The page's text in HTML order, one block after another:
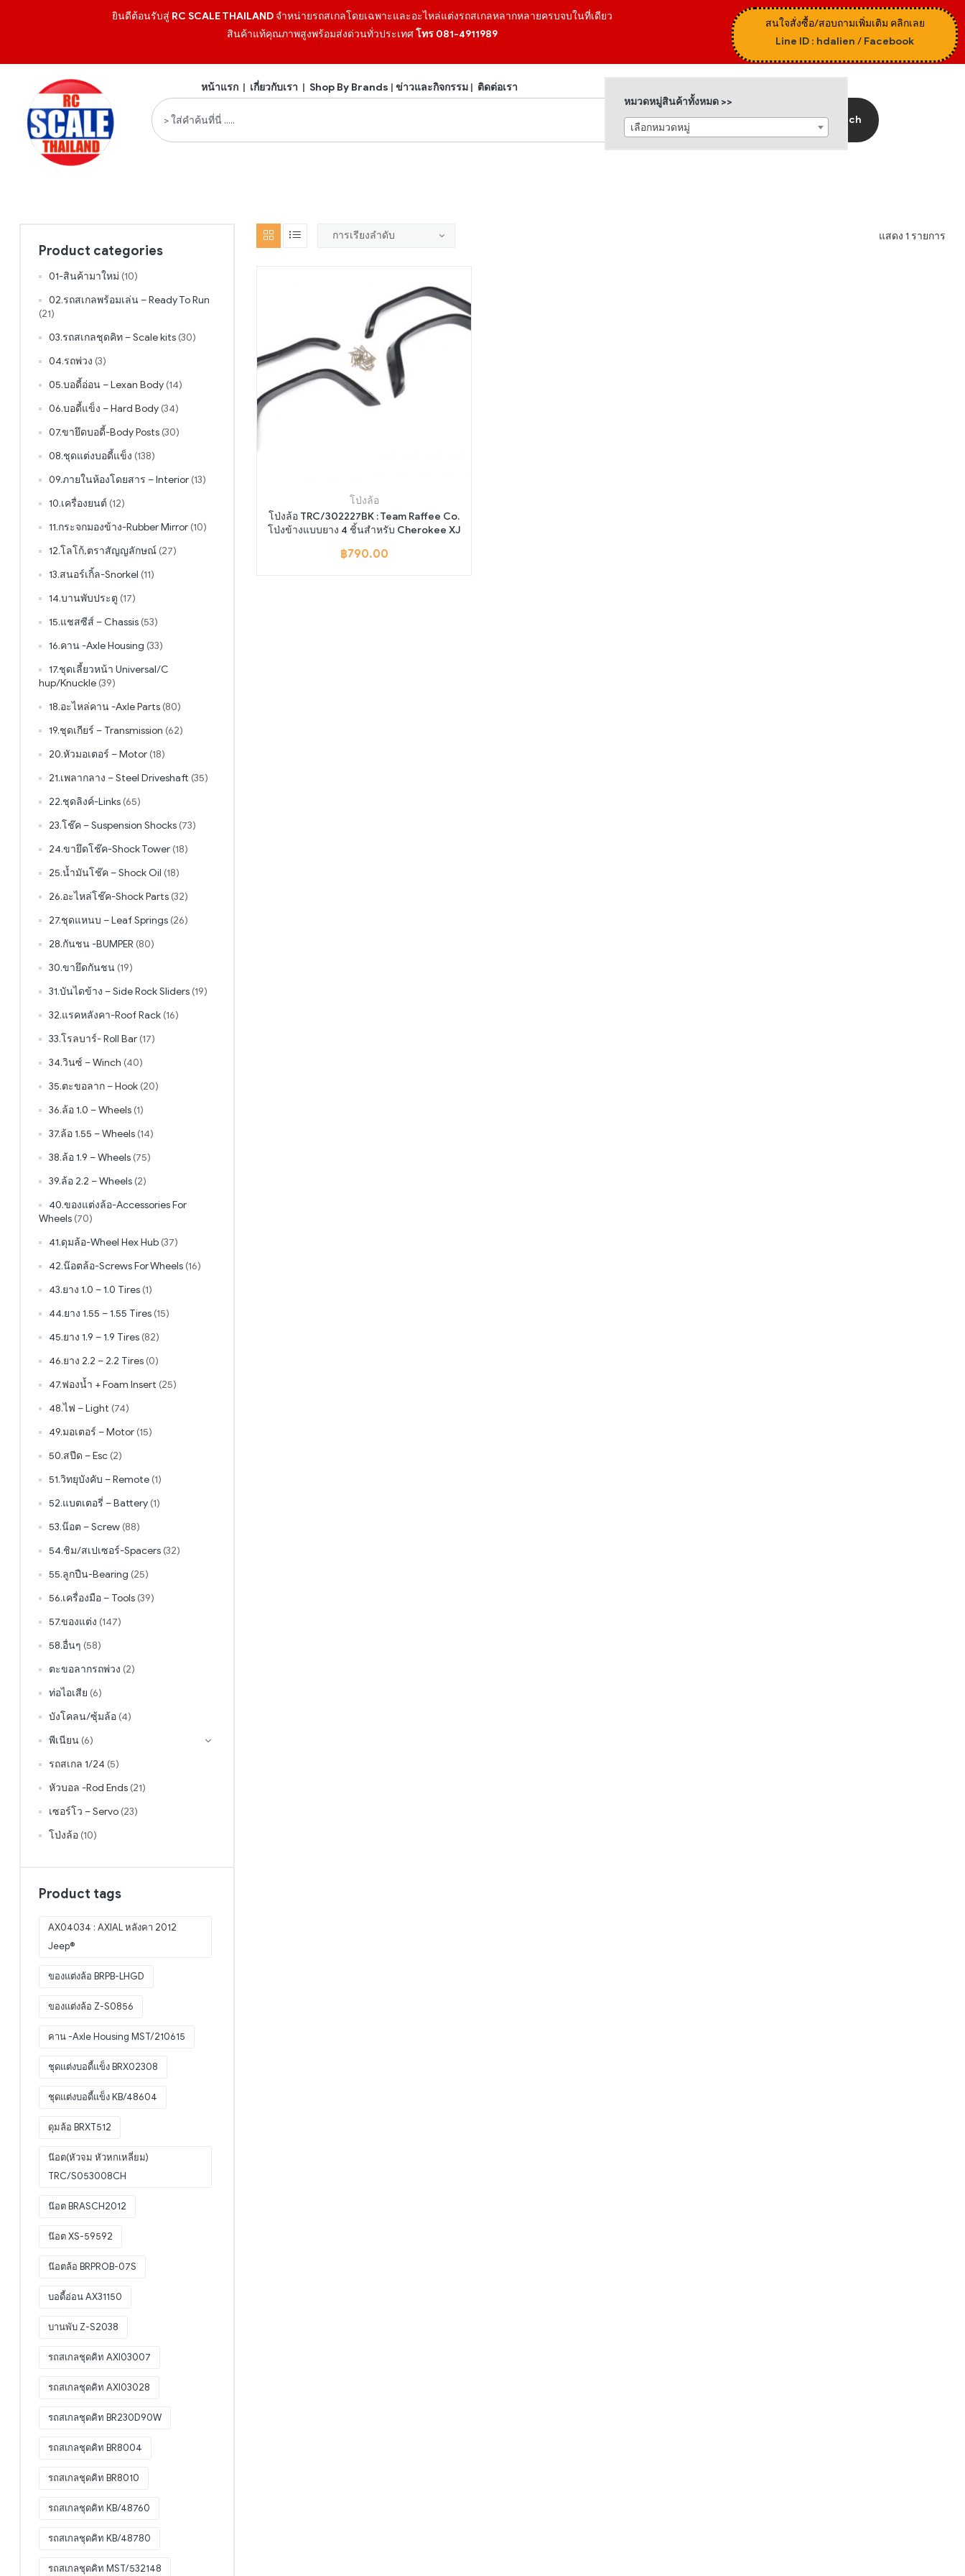
ยินดีต้อนรับสู่ RC SCALE THAILANDจำหน่ายรถสเกลโดยเฉพาะและอะไหล่แต่งรถสเกลหลากหลายครบจบในที่เดียว
สินค้าแท้คุณภาพสูงพร้อมส่งด่วนทั่วประเทศโทร 081-4911989
สนใจสั่งซื้อ/สอบถามเพิ่มเติม คลิกเลย
Line ID : hdalien / Facebook
หน้าแรก| เกี่ยวกับเรา | Shop By Brands | ข่าวและกิจกรรม| ติดต่อเรา
Search
หมวดหมู่สินค้าทั้งหมด >>
เลือกหมวดหมู่
แสดง 1 รายการ
โป่งล้อ
โป่งล้อ TRC/302227BK : Team Raffee Co.
โป่งข้างแบบยาง 4 ชิ้นสำหรับ Cherokee XJ
฿790.00
Product categories
01-สินค้ามาใหม่ (10)
02.รถสเกลพร้อมเล่น – Ready To Run
(21)
03.รถสเกลชุดคิท – Scale kits (30)
04.รถพ่วง (3)
05.บอดี้อ่อน – Lexan Body (14)
06.บอดี้แข็ง – Hard Body (34)
07.ขายึดบอดี้-Body Posts (30)
08.ชุดแต่งบอดี้แข็ง (138)
09.ภายในห้องโดยสาร – Interior (13)
10.เครื่องยนต์ (12)
11.กระจกมองข้าง-Rubber Mirror (10)
12.โลโก้,ตราสัญญลักษณ์ (27)
13.สนอร์เกิ้ล-Snorkel (11)
14.บานพับประตู (17)
15.แชสซีส์ – Chassis (53)
16.คาน -Axle Housing (33)
17.ชุดเลี้ยวหน้า Universal/C
hup/Knuckle (39)
18.อะไหล่คาน -Axle Parts (80)
19.ชุดเกียร์ – Transmission (62)
20.หัวมอเตอร์ – Motor (18)
21.เพลากลาง – Steel Driveshaft (35)
22.ชุดลิงค์-Links (65)
23.โช๊ค – Suspension Shocks (73)
24.ขายึดโช๊ค-Shock Tower (18)
25.น้ำมันโช๊ค – Shock Oil (18)
26.อะไหล่โช๊ค-Shock Parts (32)
27.ชุดแหนบ – Leaf Springs (26)
28.กันชน -BUMPER (80)
30.ขายึดกันชน (19)
31.บันไดข้าง – Side Rock Sliders (19)
32.แรคหลังคา-Roof Rack (16)
33.โรลบาร์- Roll Bar (17)
34.วินซ์ – Winch (40)
35.ตะขอลาก – Hook (20)
36.ล้อ 1.0 – Wheels (1)
37.ล้อ 1.55 – Wheels (14)
38.ล้อ 1.9 – Wheels (75)
39.ล้อ 2.2 – Wheels (2)
40.ของแต่งล้อ-Accessories For
Wheels (70)
41.ดุมล้อ-Wheel Hex Hub (37)
42.น๊อตล้อ-Screws For Wheels (16)
43.ยาง 1.0 – 1.0 Tires (1)
44.ยาง 1.55 – 1.55 Tires (15)
45.ยาง 1.9 – 1.9 Tires (82)
46.ยาง 2.2 – 2.2 Tires (0)
47.ฟองน้ำ + Foam Insert (25)
48.ไฟ – Light (74)
49.มอเตอร์ – Motor (15)
50.สปีด – Esc (2)
51.วิทยุบังคับ – Remote (1)
52.แบตเตอรี่ – Battery (1)
53.น๊อต – Screw (88)
54.ชิม/สเปเซอร์-Spacers (32)
55.ลูกปืน-Bearing (25)
56.เครื่องมือ – Tools (39)
57.ของแต่ง (147)
58.อื่นๆ (58)
ตะขอลากรถพ่วง (2)
ท่อไอเสีย (6)
บังโคลน/ซุ้มล้อ (4)
พีเนียน (6)
รถสเกล 1/24 (5)
หัวบอล -Rod Ends (21)
เซอร์โว – Servo (23)
โป่งล้อ (10)
Product tags
AX04034 : AXIAL หลังคา 2012
Jeep®
ของแต่งล้อ BRPB-LHGD
ของแต่งล้อ Z-S0856
คาน -Axle Housing MST/210615
ชุดแต่งบอดี้แข็ง BRX02308
ชุดแต่งบอดี้แข็ง KB/48604
ดุมล้อ BRXT512
น๊อต(หัวจม หัวหกเหลี่ยม)
TRC/S053008CH
น๊อต BRASCH2012
น๊อต XS-59592
น๊อตล้อ BRPROB-07S
บอดี้อ่อน AX31150
บานพับ Z-S2038
รถสเกลชุดคิท AXI03007
รถสเกลชุดคิท AXI03028
รถสเกลชุดคิท BR230D90W
รถสเกลชุดคิท BR8004
รถสเกลชุดคิท BR8010
รถสเกลชุดคิท KB/48760
รถสเกลชุดคิท KB/48780
รถสเกลชุดคิท MST/532148